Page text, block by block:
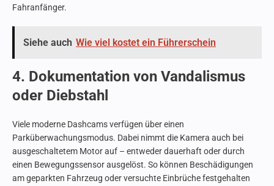
Fahranfänger.
Siehe auch Wie viel kostet ein Führerschein
4. Dokumentation von Vandalismus
oder Diebstahl
Viele moderne Dashcams verfügen über einen
Parküberwachungsmodus. Dabei nimmt die Kamera auch bei
ausgeschaltetem Motor auf – entweder dauerhaft oder durch
einen Bewegungssensor ausgelöst. So können Beschädigungen
am geparkten Fahrzeug oder versuchte Einbrüche festgehalten